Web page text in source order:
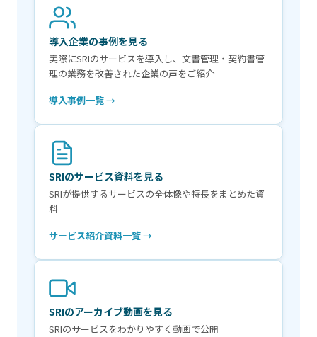
導入企業の事例を見る
実際にSRIのサービスを導入し、文書管理・契約書管
理の業務を改善された企業の声をご紹介
導入事例一覧 →
SRIのサービス資料を見る
SRIが提供するサービスの全体像や特長をまとめた資
料
サービス紹介資料一覧 →
SRIのアーカイブ動画を見る
SRIのサービスをわかりやすく動画で公開